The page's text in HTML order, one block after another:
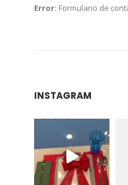
Error: Formulario de
INSTAGRAM